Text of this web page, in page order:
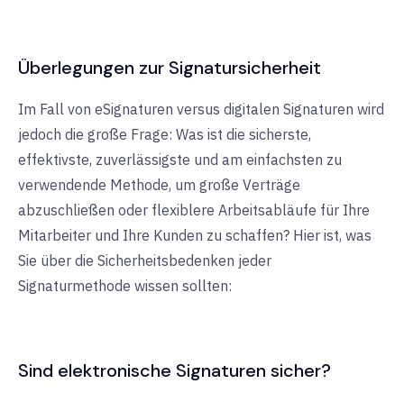
Überlegungen zur Signatursicherheit
Im Fall von eSignaturen versus digitalen Signaturen wird
jedoch die große Frage: Was ist die sicherste,
effektivste, zuverlässigste und am einfachsten zu
verwendende Methode, um große Verträge
abzuschließen oder flexiblere Arbeitsabläufe für Ihre
Mitarbeiter und Ihre Kunden zu schaffen? Hier ist, was
Sie über die Sicherheitsbedenken jeder
Signaturmethode wissen sollten:
Sind elektronische Signaturen sicher?